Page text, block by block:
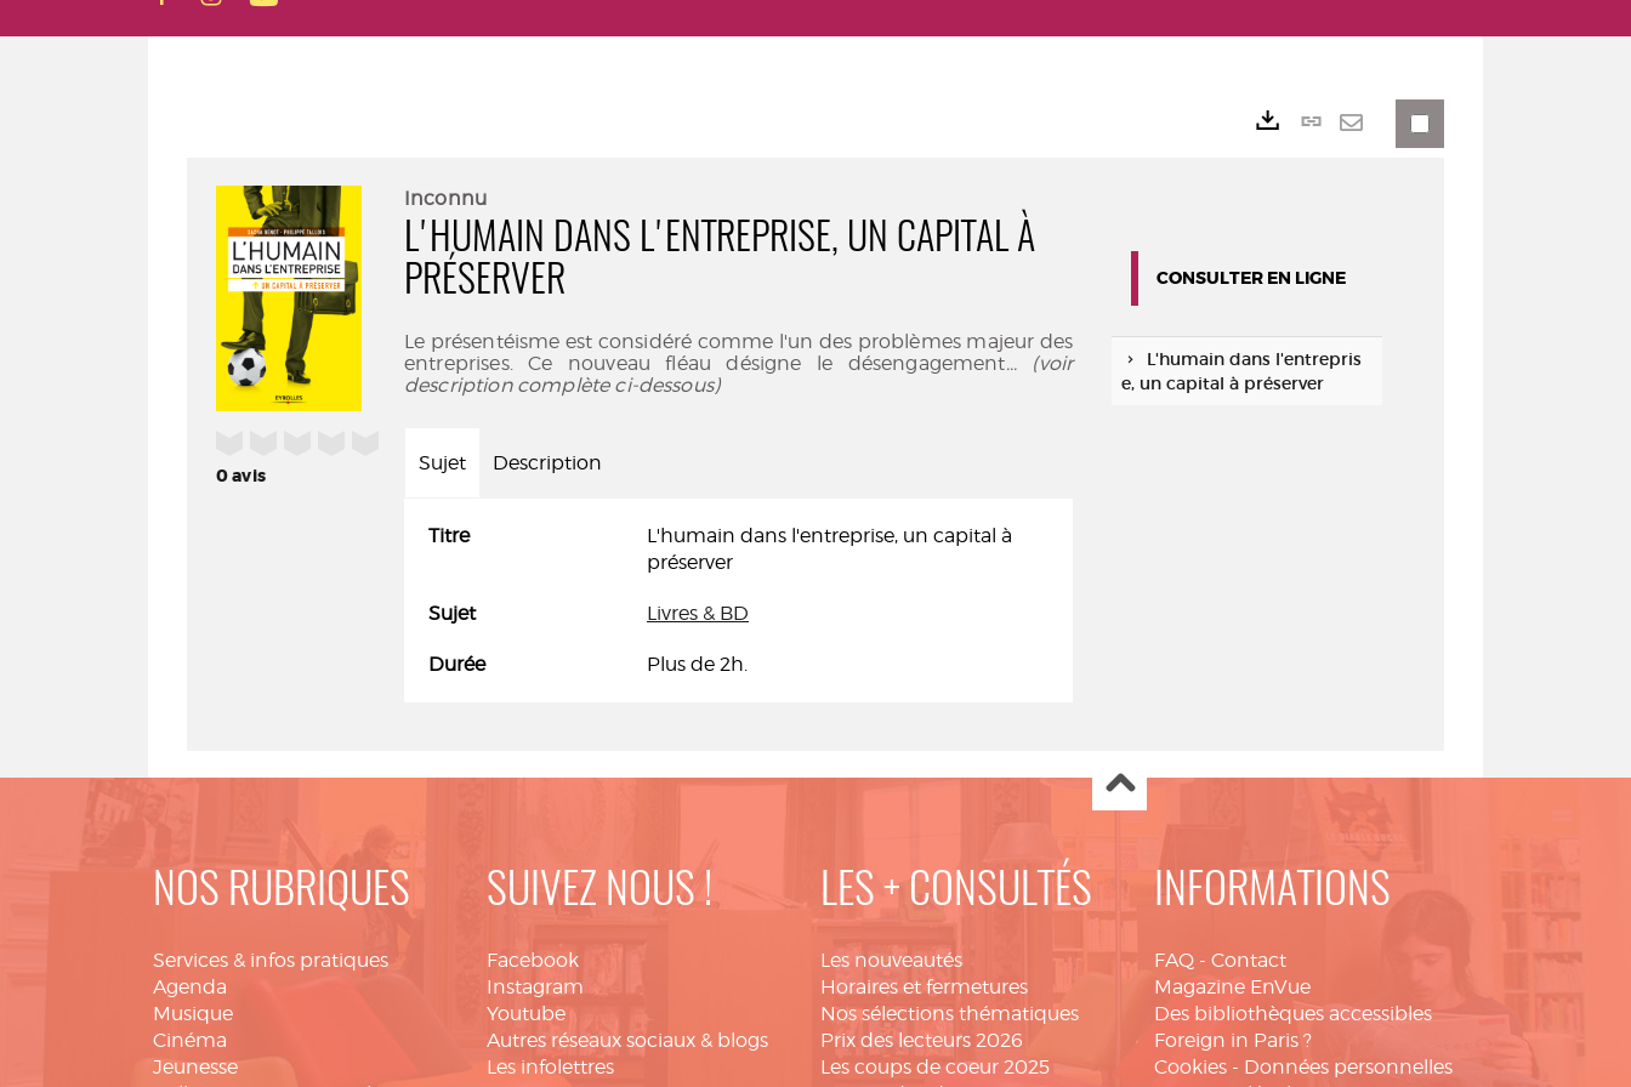
0avis
Inconnu
L'HUMAIN DANS L'ENTREPRISE, UN CAPITAL À
PRÉSERVER
Le présentéisme est considéré comme l'un des problèmes majeur des
entreprises. Ce nouveau fléau désigne le désengagement... (voir
description complète ci-dessous)
Sujet Description
Titre
L'humain dans l'entreprise, un capital à
préserver
Sujet Livres & BD
Durée Plus de 2h.
Lien
CONSULTER EN LIGNE
L'humain dans l'entrepris
e, un capital à préserver
NOS RUBRIQUES
Services & infos pratiques
Agenda
Musique
Cinéma
Jeunesse
SUIVEZ NOUS !
Facebook
Instagram
Youtube
Autres réseaux sociaux & blogs
Les infolettres
LES + CONSULTÉS
Les nouveautés
Horaires et fermetures
Nos sélections thématiques
Prix des lecteurs 2026
Les coups de coeur 2025
INFORMATIONS
FAQ - Contact
Magazine EnVue
Des bibliothèques accessibles
Foreign in Paris ?
Cookies - Données personnelles